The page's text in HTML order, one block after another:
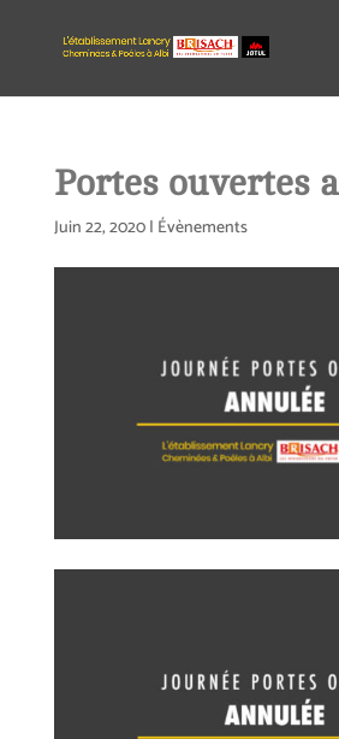
Portes ouvertes
Juin 22, 2020| Évènements